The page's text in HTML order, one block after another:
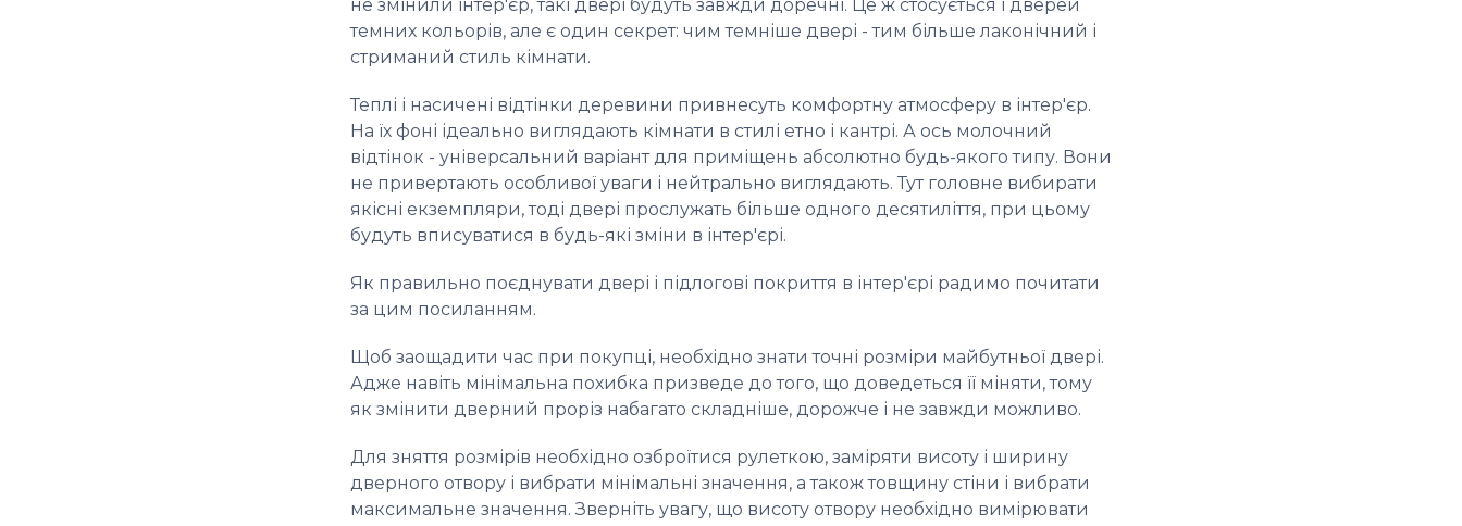
не змінили інтер'єр, такі двері будуть завжди доречні. Це ж стосується і дверей
темних кольорів, але є один секрет: чим темніше двері - тим більше лаконічний і
стриманий стиль кімнати.
Теплі і насичені відтінки деревини привнесуть комфортну атмосферу в інтер'єр.
На їх фоні ідеально виглядають кімнати в стилі етно і кантрі. А ось молочний
відтінок - універсальний варіант для приміщень абсолютно будь-якого типу. Вони
не привертають особливої ​​уваги і нейтрально виглядають. Тут головне вибирати
якісні екземпляри, тоді двері прослужать більше одного десятиліття, при цьому
будуть вписуватися в будь-які зміни в інтер'єрі.
Як правильно поєднувати двері і підлогові покриття в інтер'єрі радимо почитати
за цим посиланням.
Щоб заощадити час при покупці, необхідно знати точні розміри майбутньої двері.
Адже навіть мінімальна похибка призведе до того, що доведеться її міняти, тому
як змінити дверний проріз набагато складніше, дорожче і не завжди можливо.
Для зняття розмірів необхідно озброїтися рулеткою, заміряти висоту і ширину
дверного отвору і вибрати мінімальні значення, а також товщину стіни і вибрати
максимальне значення. Зверніть увагу, що висоту отвору необхідно вимірювати